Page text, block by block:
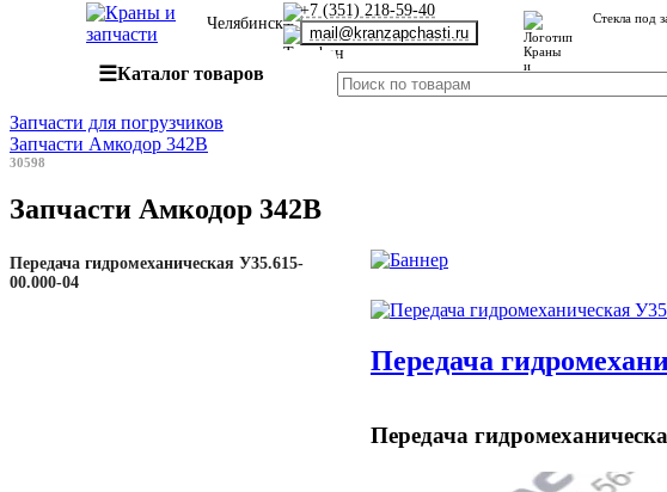
Челябинск
+7 (351) 218-59-40
mail@kranzapchasti.ru
Стекла под
☰Каталог товаров
Запчасти для погрузчиков
Запчасти Амкодор 342В
30598
Запчасти Амкодор 342В
Передача гидромеханическая У35.615-
00.000-04
Передача
Передача